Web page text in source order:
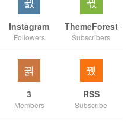
Instagram
Followers
ThemeForest
Subscribers
3
Members
RSS
Subscribe